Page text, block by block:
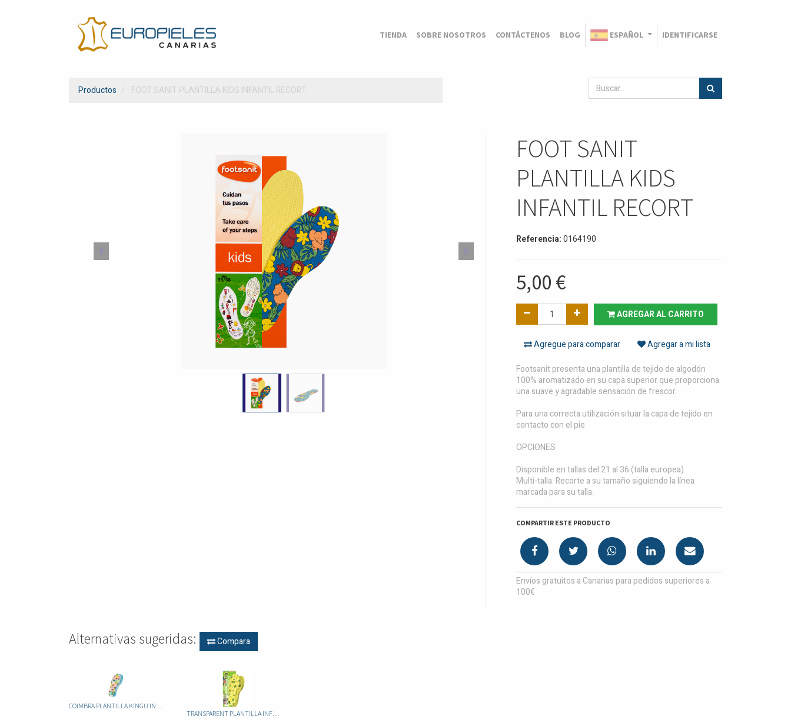
TIENDA SOBRE NOSOTROS CONTÁCTENOS BLOG ESPAÑOL IDENTIFICARSE
Productos FOOT SANIT PLANTILLA KIDS INFANTIL RECORT
FOOT SANIT
PLANTILLA KIDS
INFANTIL RECORT
Referencia:0164190
5,00 €
AGREGAR AL CARRITO
Agregue para comparar
Agregar a mi lista
Footsanit presenta una plantilla de tejido de algodón
100% aromatizado en su capa superior que proporciona
una suave y agradable sensación de frescor.
Para una correcta utilización situar la capa de tejido en
contacto con el pie.
OPCIONES
Disponible en tallas del 21 al 36 (talla europea).
Multi-talla. Recorte a su tamaño siguiendo la línea
marcada para su talla.
COMPARTIR ESTE PRODUCTO
Envíos gratuitos a Canarias para pedidos superiores a
100€
Alternativas sugeridas: Compara